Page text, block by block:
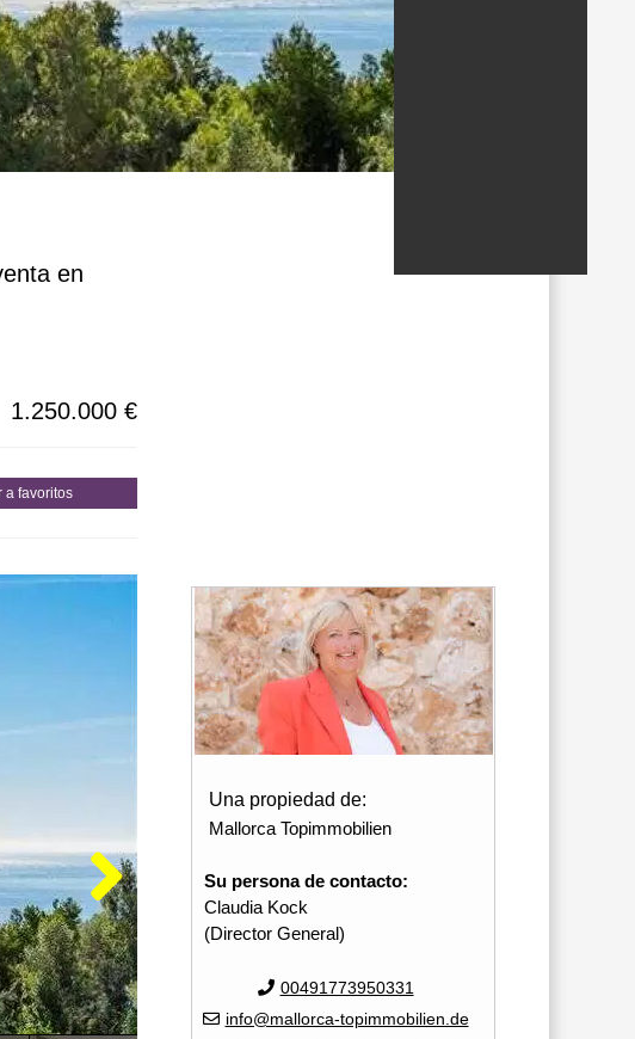
en
1.250.000 €
a favoritos
Una propiedad de:
Mallorca Topimmobilien
Su persona de contacto:
Claudia Kock
(Director General)
00491773950331
info@mallorca-topimmobilien.de